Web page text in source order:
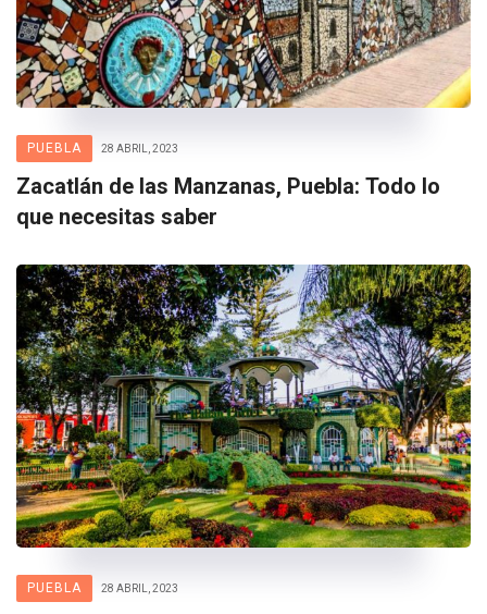
PUEBLA 28 ABRIL, 2023
Zacatlán de las Manzanas, Puebla: Todo lo
que necesitas saber
PUEBLA 28 ABRIL, 2023